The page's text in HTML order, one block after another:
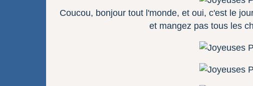
Coucou, bonjour tout l'monde, et oui, c'est le
et mangez pas tous les